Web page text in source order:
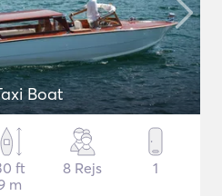
Boat
ft
m
8 Rejs 1